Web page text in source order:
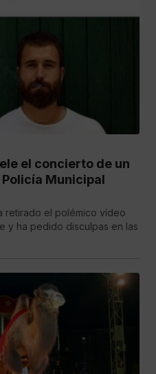
el concierto de un
Municipal
retirado el polémico vídeo
y ha pedido disculpas en las